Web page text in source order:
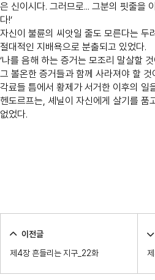
은 신이시다. 그러므로... 그분의 핏줄을
다!’
자신이 불륜의 씨앗일 줄도 모른다는 두
절대적인 지배욕으로 분출되고 있었다.
‘나를 음해 하는 증거는 모조리 말살할
그 볼온한 증거들과 함께 사라져야 할 것
각료들 틈에서 황제가 서거한 이후의 일
헨도르프는, 셰닐이 자신에게 살기를 품
없었다.
이전글
제4장 흔들리는 지구_22화